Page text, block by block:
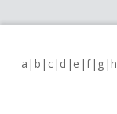
a b c d e f g h